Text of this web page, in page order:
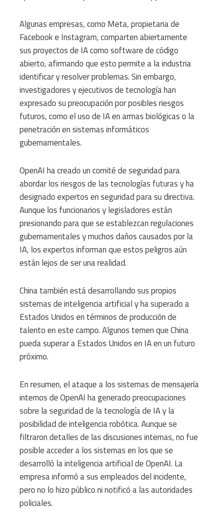
Algunas empresas, como Meta, propietaria de
Facebook e Instagram, comparten abiertamente
sus proyectos de IA como software de código
abierto, afirmando que esto permite a la industria
identificar y resolver problemas. Sin embargo,
investigadores y ejecutivos de tecnología han
expresado su preocupación por posibles riesgos
futuros, como el uso de IA en armas biológicas o la
penetración en sistemas informáticos
gubernamentales.
OpenAI ha creado un comité de seguridad para
abordar los riesgos de las tecnologías futuras y ha
designado expertos en seguridad para su directiva.
Aunque los funcionarios y legisladores están
presionando para que se establezcan regulaciones
gubernamentales y muchos daños causados ​​por la
IA, los expertos informan que estos peligros aún
están lejos de ser una realidad.
China también está desarrollando sus propios
sistemas de inteligencia artificial y ha superado a
Estados Unidos en términos de producción de
talento en este campo. Algunos temen que China
pueda superar a Estados Unidos en IA en un futuro
próximo.
En resumen, el ataque a los sistemas de mensajería
internos de OpenAI ha generado preocupaciones
sobre la seguridad de la tecnología de IA y la
posibilidad de inteligencia robótica. Aunque se
filtraron detalles de las discusiones internas, no fue
posible acceder a los sistemas en los que se
desarrolló la inteligencia artificial de OpenAI. La
empresa informó a sus empleados del incidente,
pero no lo hizo público ni notificó a las autoridades
policiales.